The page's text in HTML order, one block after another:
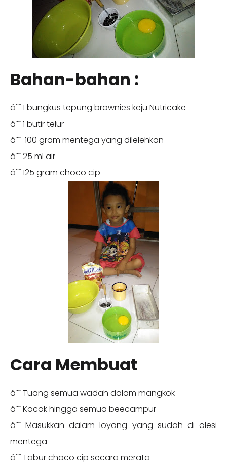
Bahan-bahan :
â˜˜ 1 bungkus tepung brownies keju Nutricake
â˜˜ 1 butir telur
â˜˜ 100 gram mentega yang dilelehkan
â˜˜ 25 ml air
â˜˜ 125 gram choco cip
Cara Membuat
â˜˜ Tuang semua wadah dalam mangkok
â˜˜ Kocok hingga semua beecampur
â˜˜ Masukkan dalam loyang yang sudah di olesi
mentega
â˜˜ Tabur choco cip secara merata